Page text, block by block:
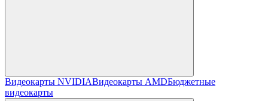
Видеокарты NVIDIAВидеокарты AMDБюджетные
видеокарты